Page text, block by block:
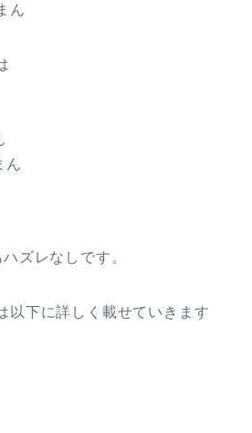
ん
ん
ズレなしです。
以下に詳しく載せていきます